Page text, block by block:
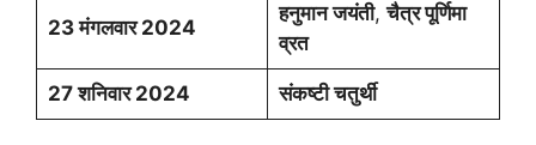
23 मंगलवार 2024
हनुमान जयंती,चैत्र पूर्णिमा
व्रत
27 शनिवार 2024 संकष्टी चतुर्थी